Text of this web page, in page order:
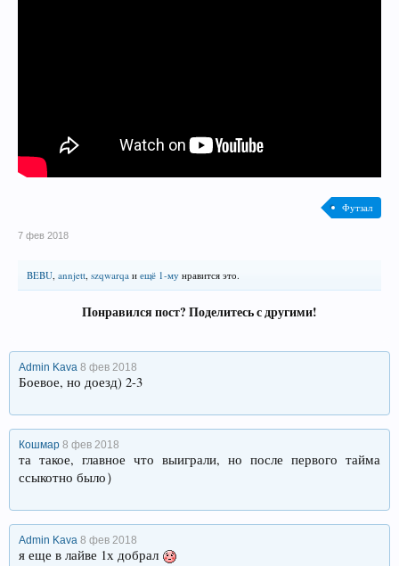
Футзал
7 фев 2018
BEBU annjett szqwarqa и ещё 1-му нравится это.
Понравился пост? Поделитесь с другими!
Admin Kava 8 фев 2018
Боевое, но доезд) 2-3
Кошмар 8 фев 2018
та такое, главное что выиграли, но после первого тайма
ссыкотно было）
Admin Kava 8 фев 2018
я еще в лайве 1х добрал